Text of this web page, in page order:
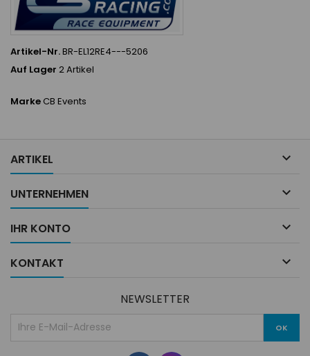
Artikel-Nr.BR-EL12RE4---5206
Auf Lager 2 Artikel
MarkeCB Events
ARTIKEL 
UNTERNEHMEN 
IHR KONTO 
KONTAKT 
NEWSLETTER